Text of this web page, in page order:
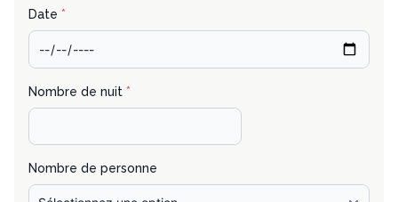
Date *
Nombre de nuit *
Nombre de personne